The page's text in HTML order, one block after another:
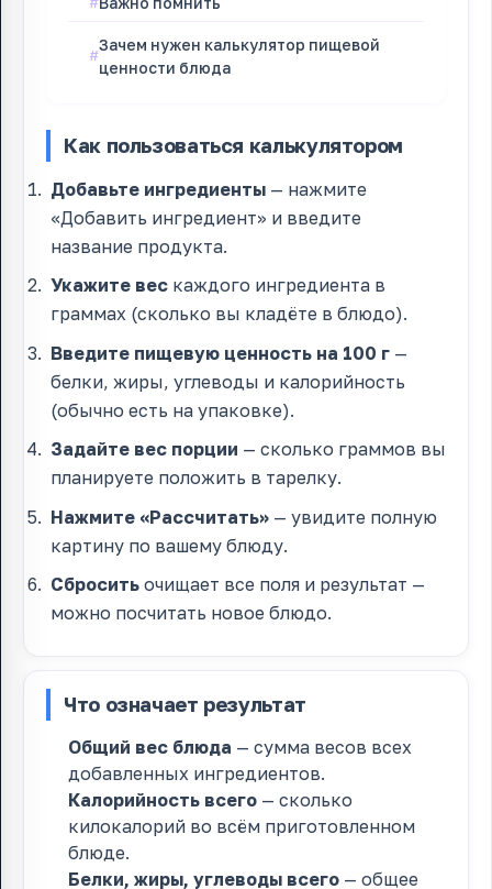
Зачем нужен калькулятор пищевой
ценности блюда
Как пользоваться калькулятором
Добавьте ингредиенты — нажмите
«Добавить ингредиент» и введите
название продукта.
Укажите вес каждого ингредиента в
граммах (сколько вы кладёте в блюдо).
Введите пищевую ценность на 100 г —
белки, жиры, углеводы и калорийность
(обычно есть на упаковке).
Задайте вес порции — сколько граммов вы
планируете положить в тарелку.
Нажмите «Рассчитать» — увидите полную
картину по вашему блюду.
Сбросить очищает все поля и результат —
можно посчитать новое блюдо.
Что означает результат
Общий вес блюда — сумма весов всех
добавленных ингредиентов.
Калорийность всего — сколько
килокалорий во всём приготовленном
блюде.
Белки, жиры, углеводы всего — общее